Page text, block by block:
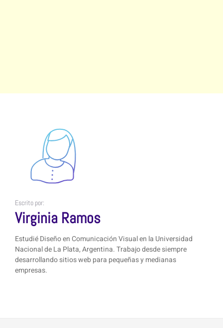
Escrito por:
Virginia Ramos
Estudié Diseño en Comunicación Visual en la Universidad
Nacional de La Plata, Argentina. Trabajo desde siempre
desarrollando sitios web para pequeñas y medianas
empresas.